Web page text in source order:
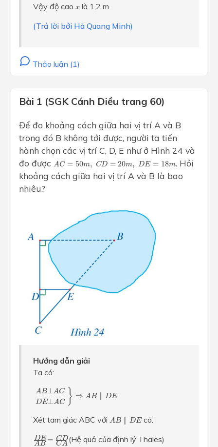
Vậy độ cao x
x là 1,2 m.
(Trả lời bởi Hà Quang Minh)
Thảo luận (1)
Bài 1 (SGK Cánh Diều trang 60)
Để đo khoảng cách giữa hai vị trí A và B
trong đó B không tới được, người ta tiến
hành chọn các vị trí C, D, E như ở Hình 24 và
đo được AC = 50m, CD = 20m, DE = 18m
AC= 50m,C D=20 m,DE= 18m
. Hỏi
khoảng cách giữa hai vị trí A và B là bao
nhiêu?
Hướng dẫn giải
Ta có:
A B⊥ AC
DE⊥ AC } ⇒ A B DE
B⊥ ACD E
Xét tam giác ABC với AB DE
A B∥D E có:
DE
AB = CD
CA
DEA =CDC A
(Hệ quả của định lý Thales)